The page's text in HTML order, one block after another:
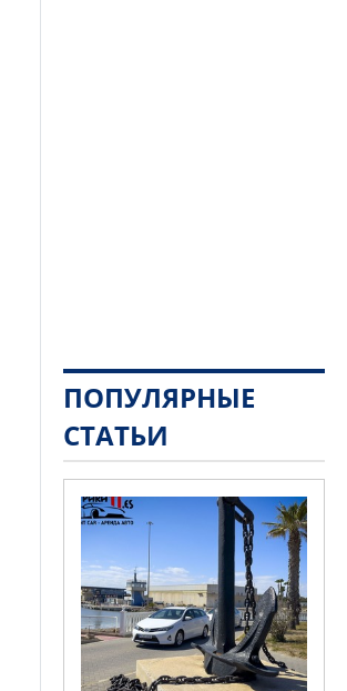
ПОПУЛЯРНЫЕ
СТАТЬИ